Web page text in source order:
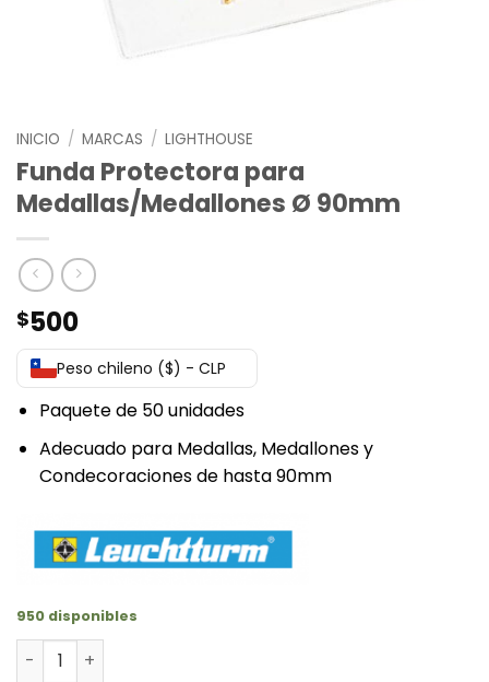
INICIO / MARCAS / LIGHTHOUSE
Funda Protectora para
Medallas/Medallones Ø 90mm
$500
Peso chileno ($) - CLP
Paquete de 50 unidades
Adecuado para Medallas, Medallones y
Condecoraciones de hasta 90mm
950 disponibles
Funda Protectora para Medallas/Medallones Ø 90mm